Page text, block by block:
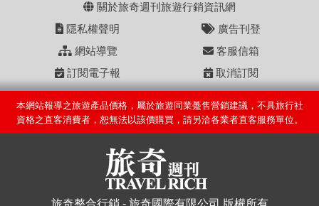
關於旅奇週刊旅遊行銷資訊網
隱私權聲明
廣告刊登
網站導覽
客服信箱
訂閱電子報
取消訂閱
本網站報導之旅遊產品價格，屬於旅遊同業躉售營銷建議，不具旅行社
資格之直客消費者，恕無法以該價購買，請另洽各業者直客服務單位。